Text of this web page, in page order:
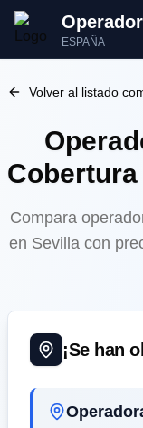
ESPAÑA
Volver al listado
Cobertura
Compara
en Sevilla con
¡Se han